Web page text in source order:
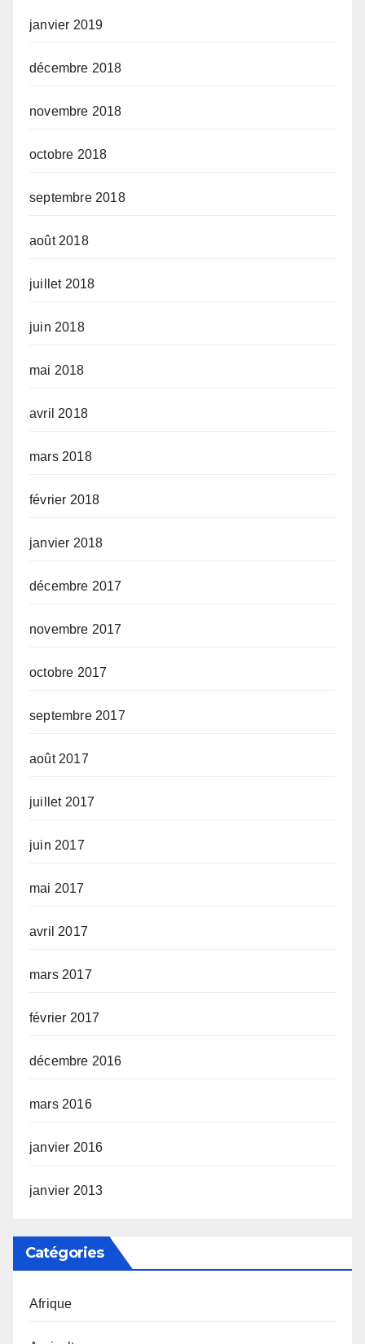
janvier 2019
décembre 2018
novembre 2018
octobre 2018
septembre 2018
août 2018
juillet 2018
juin 2018
mai 2018
avril 2018
mars 2018
février 2018
janvier 2018
décembre 2017
novembre 2017
octobre 2017
septembre 2017
août 2017
juillet 2017
juin 2017
mai 2017
avril 2017
mars 2017
février 2017
décembre 2016
mars 2016
janvier 2016
janvier 2013
Catégories
Afrique